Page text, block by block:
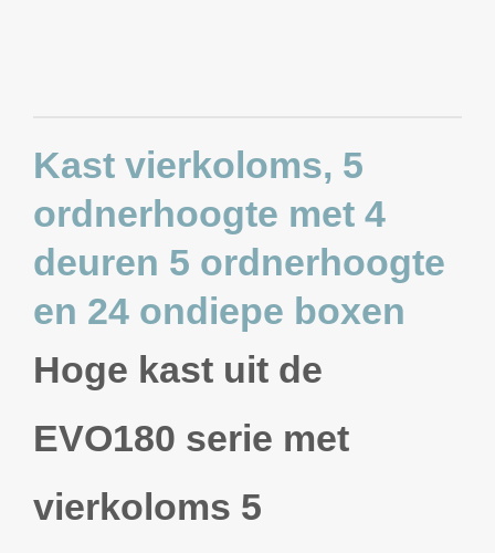
Kast vierkoloms, 5
ordnerhoogte met 4
deuren 5 ordnerhoogte
en 24 ondiepe boxen
Hoge kast uit de
EVO180 serie met
vierkoloms 5